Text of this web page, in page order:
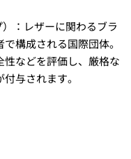
：レザーに関わるブラ
構成される国際団体。
などを評価し、厳格な
与されます。